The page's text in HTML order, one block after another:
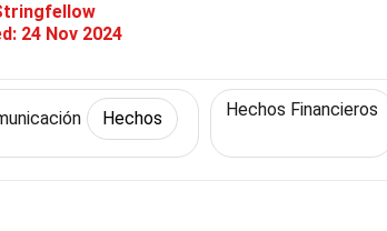
24 Nov 2024
Hechos Hechos Financieros